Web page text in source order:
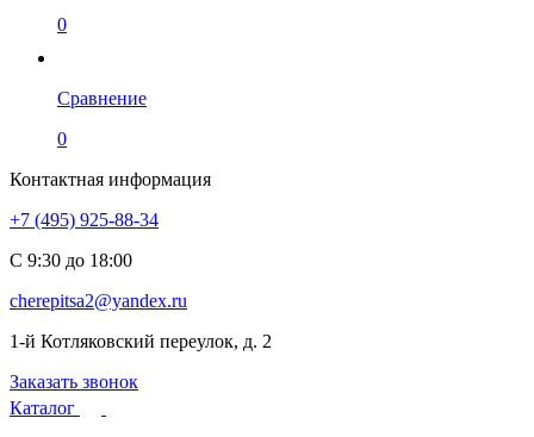
0
Сравнение
0
Контактная информация
+7 (495) 925-88-34
С 9:30 до 18:00
cherepitsa2@yandex.ru
1-й Котляковский переулок, д. 2
Заказать звонок
Каталог